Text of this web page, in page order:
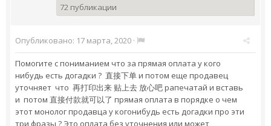
72 публикации
Опубликовано: 17 марта, 2020 ·
Помогите с пониманием что за прямая оплата у кого
нибудь есть догадки ? 直接下单 и потом еще продавец
уточняет что 再打印出来 贴上去 放心吧 рапечатай и вставь
и потом 直接付款就可以了 прямая оплата в порядке о чем
этот монолог продавца у когонибудь есть догадки про эти
три фразы ? Это оплата без уточнения или может